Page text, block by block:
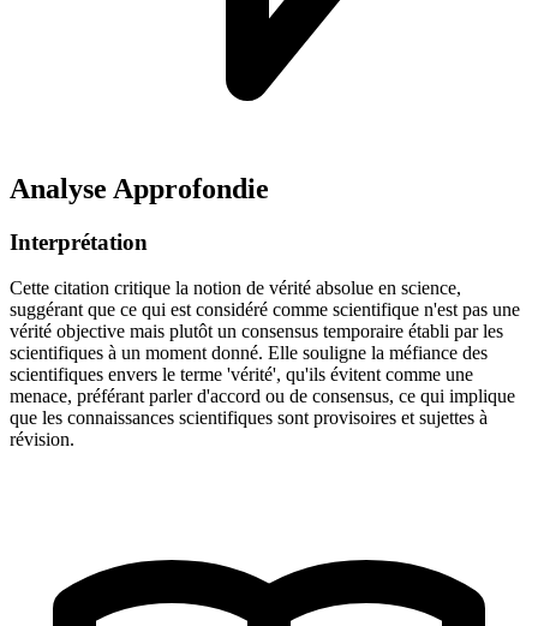
Analyse Approfondie
Interprétation
Cette citation critique la notion de vérité absolue en science,
suggérant que ce qui est considéré comme scientifique n'est pas une
vérité objective mais plutôt un consensus temporaire établi par les
scientifiques à un moment donné. Elle souligne la méfiance des
scientifiques envers le terme 'vérité', qu'ils évitent comme une
menace, préférant parler d'accord ou de consensus, ce qui implique
que les connaissances scientifiques sont provisoires et sujettes à
révision.